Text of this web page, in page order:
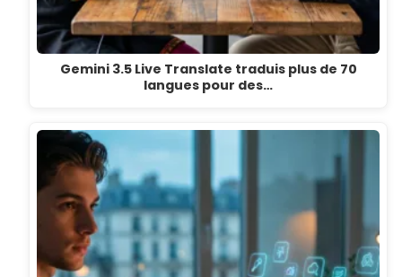
Gemini 3.5 Live Translate traduis plus de 70
langues pour des…